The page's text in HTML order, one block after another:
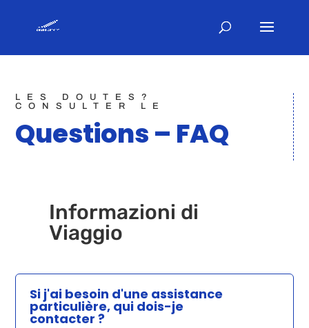
LES DOUTES?
CONSULTER LE
Questions – FAQ
Informazioni di
Viaggio
Si j'ai besoin d'une assistance
particulière, qui dois-je
contacter ?